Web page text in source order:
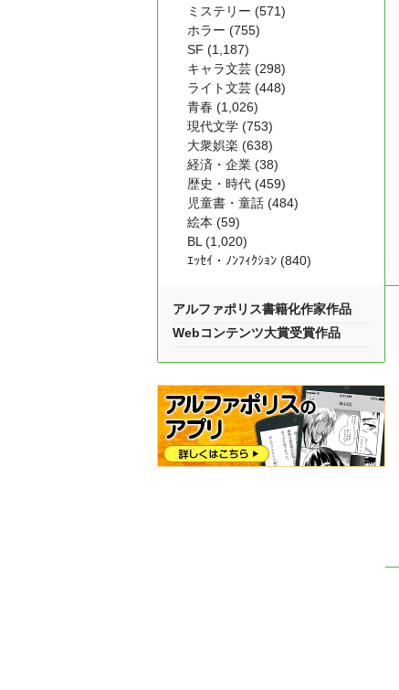
ミステリー (571)
ホラー (755)
SF (1,187)
キャラ文芸 (298)
ライト文芸 (448)
青春 (1,026)
現代文学 (753)
大衆娯楽 (638)
経済・企業 (38)
歴史・時代 (459)
児童書・童話 (484)
絵本 (59)
BL (1,020)
ｴｯｾｲ・ﾉﾝﾌｨｸｼｮﾝ (840)
アルファポリス書籍化作家作品
Webコンテンツ大賞受賞作品